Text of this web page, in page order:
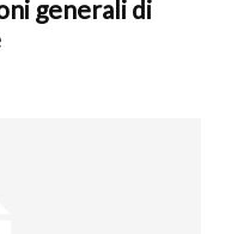
generali di